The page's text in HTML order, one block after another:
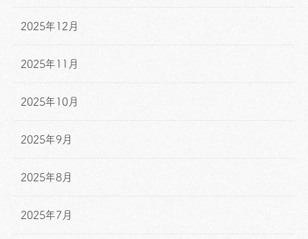
2025年12月
2025年11月
2025年10月
2025年9月
2025年8月
2025年7月